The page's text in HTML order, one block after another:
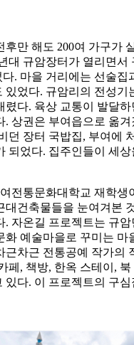
후만 해도 200여 가구가
대 규암장터가 열리면서
. 마을 거리에는 선술집
있었다. 규암리의 전성기
렸다. 육상 교통이 발달
. 상권은 부여읍으로 옮
던 장터 국밥집, 부여에
되었다. 집주인들이 세
전통문화대학교 재학생
대건축물들을 눈여겨본
. 자온길 프로젝트는 규
화 예술마을로 꾸미는 마
근차근 전통공예 작가의
페, 책방, 한옥 스테이,
있다. 이 프로젝트의 구